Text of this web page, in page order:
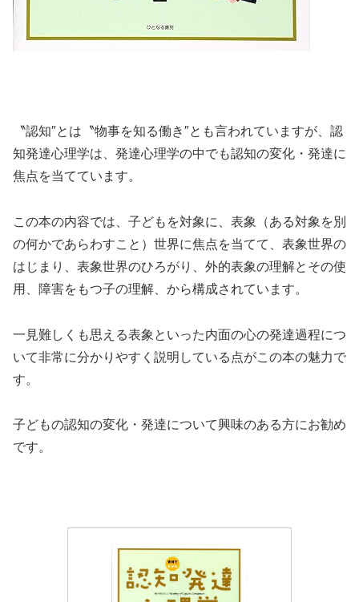
〝認知″とは〝物事を知る働き″とも言われていますが、認
知発達心理学は、発達心理学の中でも認知の変化・発達に
焦点を当てています。
この本の内容では、子どもを対象に、表象（ある対象を別
の何かであらわすこと）世界に焦点を当てて、表象世界の
はじまり、表象世界のひろがり、外的表象の理解とその使
用、障害をもつ子の理解、から構成されています。
一見難しくも思える表象といった内面の心の発達過程につ
いて非常に分かりやすく説明している点がこの本の魅力で
す。
子どもの認知の変化・発達について興味のある方にお勧め
です。